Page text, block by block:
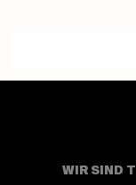
WIR SIND